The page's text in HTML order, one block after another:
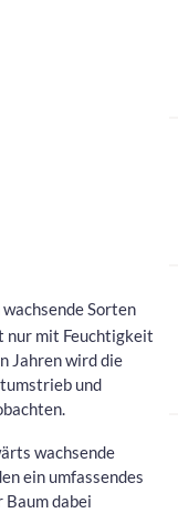
Sorten
nur mit Feuchtigkeit
Jahren wird die
und
wachsende
ein umfassendes
dabei